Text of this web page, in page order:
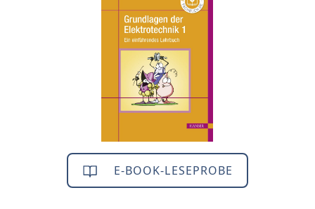
E-BOOK-LESEPROBE